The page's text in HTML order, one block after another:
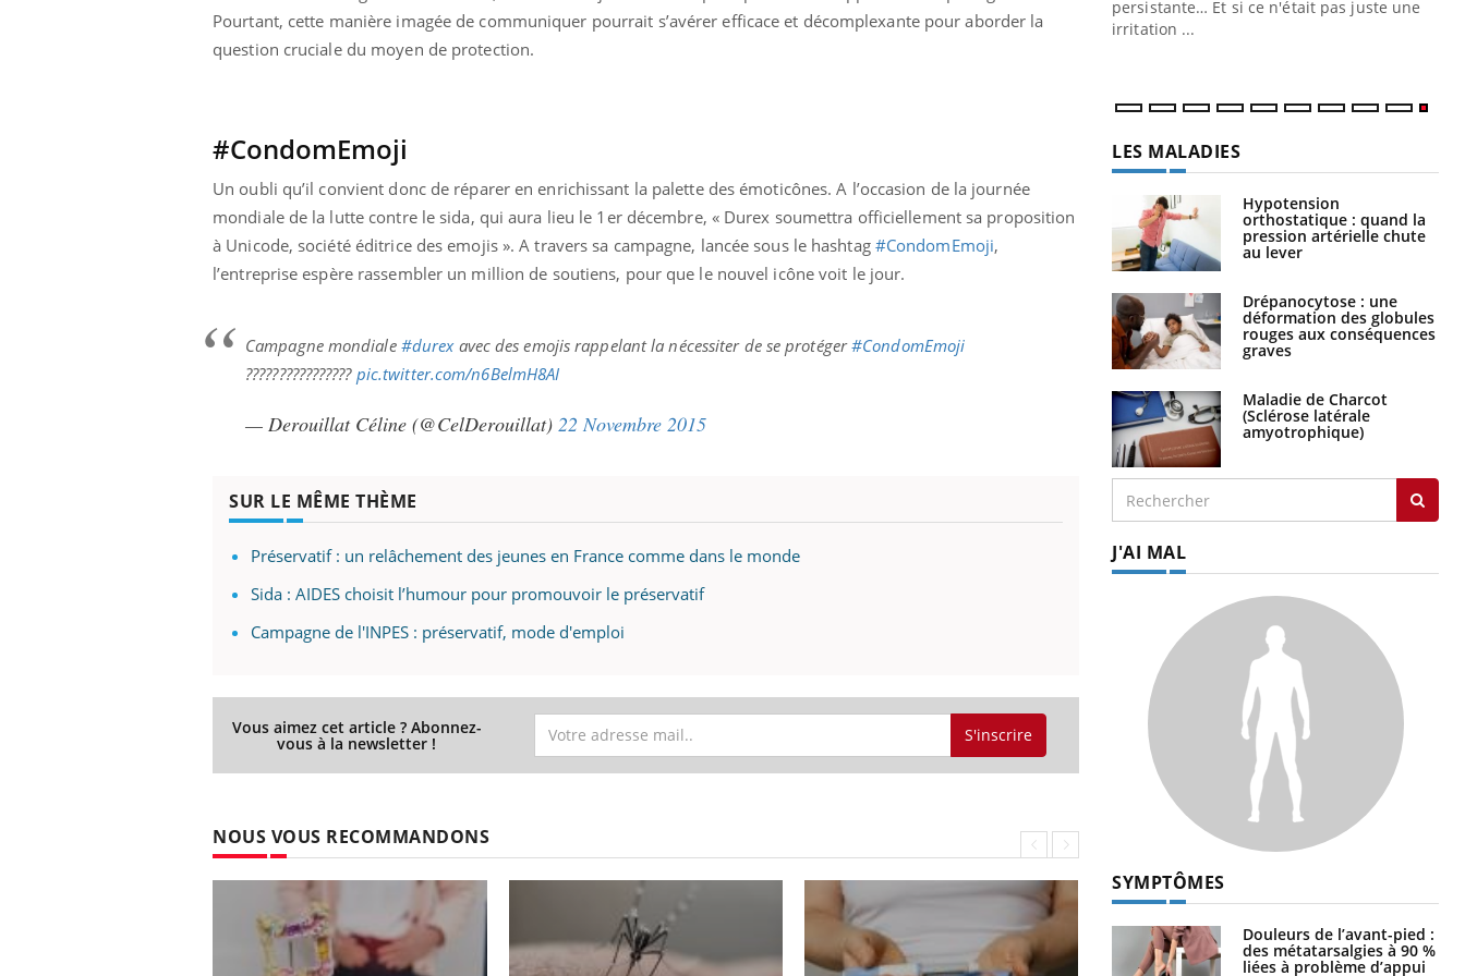
Pourtant, cette manière imagée de communiquer pourrait s’avérer efficace et décomplexante pour aborder la
question cruciale du moyen de protection.
#CondomEmoji
Un oubli qu’il convient donc de réparer en enrichissant la palette des émoticônes. A l’occasion de la journée
mondiale de la lutte contre le sida, qui aura lieu le 1er décembre, « Durex soumettra officiellement sa proposition
à Unicode, société éditrice des emojis ». A travers sa campagne, lancée sous le hashtag #CondomEmoji,
l’entreprise espère rassembler un million de soutiens, pour que le nouvel icône voit le jour.
Campagne mondiale #durexavec des emojis rappelant la nécessiter de se protéger#CondomEmoji
???????????????? pic.twitter.com/n6BelmH8AI
— Derouillat Céline (@CelDerouillat) 22 Novembre 2015
SUR LE MÊME THÈME
Préservatif : un relâchement des jeunes en France comme dans le monde
Sida : AIDES choisit l’humour pour promouvoir le préservatif
Campagne de l'INPES : préservatif, mode d'emploi
Vous aimez cet article ? Abonnez-
vous à la newsletter ! S'inscrire
NOUS VOUS RECOMMANDONS
Docteur reçoivent Régis Blugeon, DRH et
directeur ...
comment protéger vos mains au quotidien
et éviter les ...
persistante… Et si ce n'était pas juste une
irritation ...
LES MALADIES
Hypotension
orthostatique : quand la
pression artérielle chute
au lever
Drépanocytose : une
déformation des globules
rouges aux conséquences
graves
Maladie de Charcot
(Sclérose latérale
amyotrophique)
J'AI MAL
SYMPTÔMES
Douleurs de l’avant-pied :
des métatarsalgies à 90 %
liées à problème d’appui